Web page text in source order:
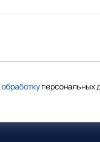
обработкуперсональных